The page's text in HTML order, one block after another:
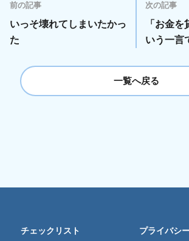
前の記事
いっそ壊れてしまいたかっ
た
次の記事
「お金
いう一言
一覧へ戻る
チェックリスト プライバシ